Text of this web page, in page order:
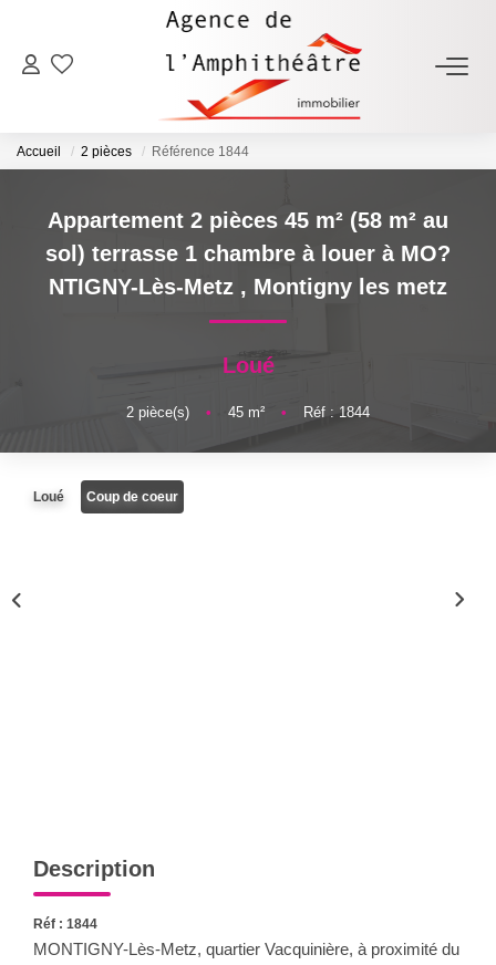
ACHETER
ESTIMER
NOTRE AGENCE
Accueil 2 pièces Référence 1844
Appartement 2 pièces 45 m² (58 m² au
sol) terrasse 1 chambre à louer à MO?
NTIGNY-Lès-Metz , Montigny les metz
Loué
2 pièce(s) • 45 m² • Réf : 1844
Loué Coup de coeur
Description
Réf : 1844
MONTIGNY-Lès-Metz, quartier Vacquinière, à proximité du